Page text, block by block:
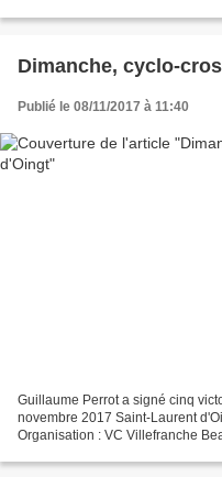
Dimanche, cyclo-
Publié le 08/11/2017 à 11:40
Guillaume Perrot a signé cinq
novembre 2017 Saint-Laurent
Organisation : VC Villefranche